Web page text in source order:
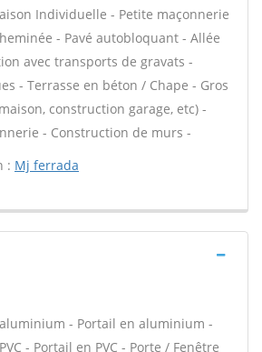
Individuelle - Petite maçonnerie
- Pavé autobloquant - Allée
avec transports de gravats -
- Terrasse en béton / Chape - Gros
construction garage, etc) -
- Construction de murs -
: Mj ferrada
- Portail en aluminium -
- Portail en PVC - Porte / Fenêtre